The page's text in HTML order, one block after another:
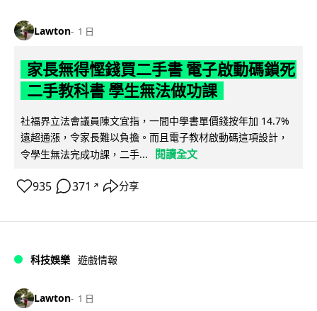
Lawton 1 日
家長無得慳錢買二手書 電子啟動碼鎖死
二手教科書 學生無法做功課
社福界立法會議員陳文宜指，一間中學書單價錢按年加 14.7%
遠超通漲，令家長難以負擔。而且電子教材啟動碼這項設計，
令學生無法完成功課，二手...
閱讀全文
935 371 ↗ 分享
科技娛樂 遊戲情報
Lawton 1 日